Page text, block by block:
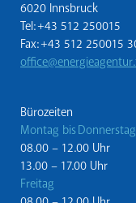
6020 Innsbruck
Tel: +43 512 250015
Fax: +43 512 250015
Bürozeiten
Montag bis Donnerstag
08.00 – 12.00 Uhr
13.00 – 17.00 Uhr
Freitag